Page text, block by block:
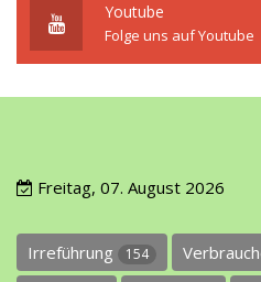
Youtube
Folge uns auf Youtube
Freitag, 07. August 2026
Irreführung 154